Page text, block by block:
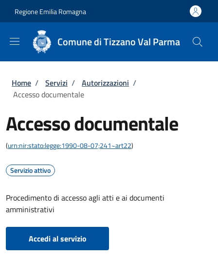
Regione Emilia Romagna
Comune di Tizzano Val Parma
Briciole di pane
Home / Servizi / Autorizzazioni /
Accesso documentale
Accesso documentale
(urn:nir:stato:legge:1990-08-07;241~art22)
Servizio attivo
Procedimento di accesso agli atti e ai documenti
amministrativi
Accedi al servizio